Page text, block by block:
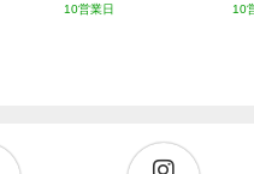
10営業日
10